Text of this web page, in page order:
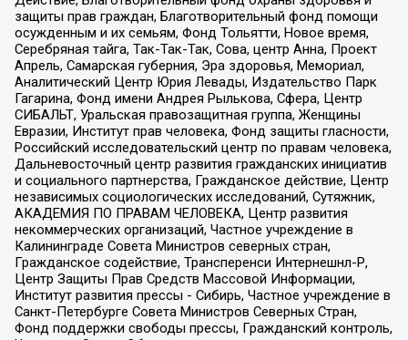
защиты прав граждан, Благотворительный фонд помощи
осужденным и их семьям, Фонд Тольятти, Новое время,
Серебряная тайга, Так-Так-Так, Сова, центр Анна, Проект
Апрель, Самарская губерния, Эра здоровья, Мемориал,
Аналитический Центр Юрия Левады, Издательство Парк
Гагарина, Фонд имени Андрея Рылькова, Сфера, Центр
СИБАЛЬТ, Уральская правозащитная группа, Женщины
Евразии, Институт прав человека, Фонд защиты гласности,
Российский исследовательский центр по правам человека,
Дальневосточный центр развития гражданских инициатив
и социального партнерства, Гражданское действие, Центр
независимых социологических исследований, Сутяжник,
АКАДЕМИЯ ПО ПРАВАМ ЧЕЛОВЕКА, Центр развития
некоммерческих организаций, Частное учреждение в
Калининграде Совета Министров северных стран,
Гражданское содействие, Трансперенси Интернешнл-Р,
Центр Защиты Прав Средств Массовой Информации,
Институт развития прессы - Сибирь, Частное учреждение в
Санкт-Петербурге Совета Министров Северных Стран,
Фонд поддержки свободы прессы, Гражданский контроль,